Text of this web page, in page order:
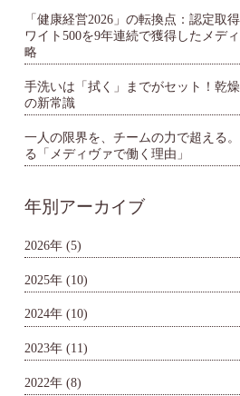
「健康経営2026」の転換点：認定取
ワイト500を9年連続で獲得したメデ
略
手洗いは「拭く」までがセット！乾
の新常識
一人の限界を、チームの力で超える
る「メディヴァで働く理由」
年別アーカイブ
2026年 (5)
2025年 (10)
2024年 (10)
2023年 (11)
2022年 (8)